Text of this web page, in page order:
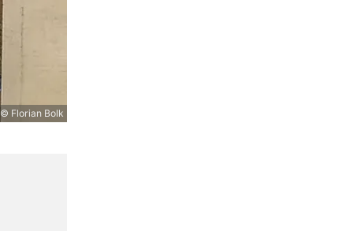
© Florian Bolk